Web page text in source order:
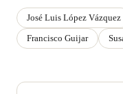
José Luis López Vázquez
Francisco Guijar